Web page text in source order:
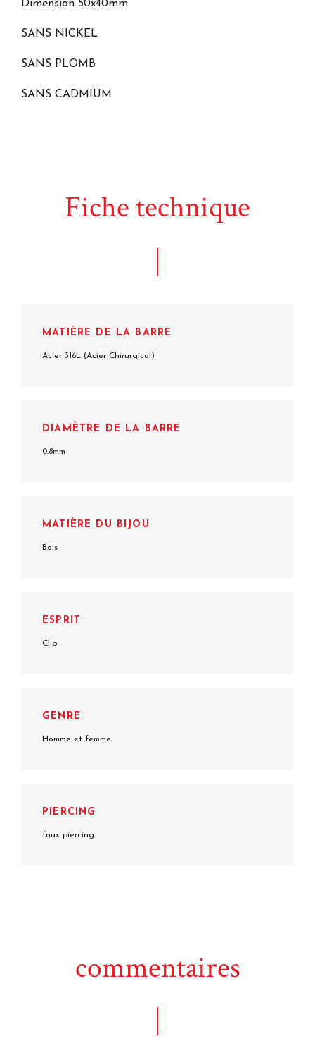
Dimension 50x40mm
SANS NICKEL
SANS PLOMB
SANS CADMIUM
Fiche technique
MATIÈRE DE LA BARRE
Acier 316L (Acier Chirurgical)
DIAMÈTRE DE LA BARRE
0.8mm
MATIÈRE DU BIJOU
Bois
ESPRIT
Clip
GENRE
Homme et femme
PIERCING
faux piercing
commentaires